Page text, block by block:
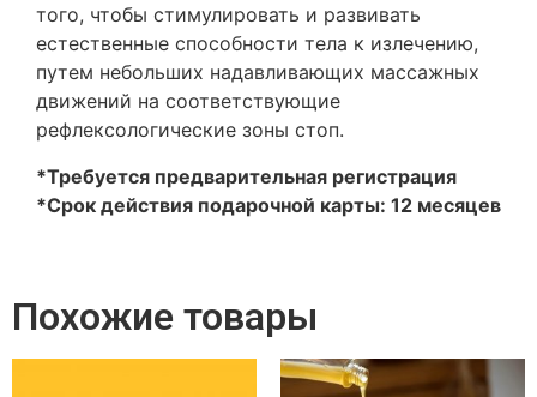
того, чтобы стимулировать и развивать
естественные способности тела к излечению,
путем небольших надавливающих массажных
движений на соответствующие
рефлексологические зоны стоп.
*Требуется предварительная регистрация
*Срок действия подарочной карты: 12 месяцев
Похожие товары